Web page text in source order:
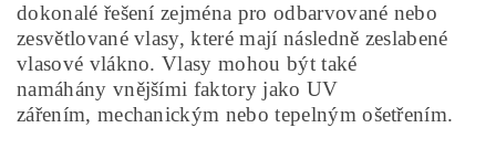
dokonalé řešení zejména pro odbarvované nebo
zesvětlované vlasy, které mají následně zeslabené
vlasové vlákno. Vlasy mohou být také
namáhány vnějšími faktory jako UV
zářením, mechanickým nebo tepelným ošetřením.